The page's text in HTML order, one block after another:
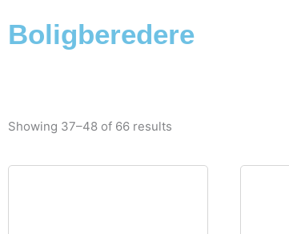
Boligberedere
Showing 37–48 of 66 results